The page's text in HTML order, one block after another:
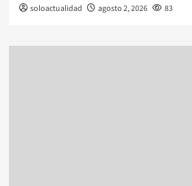
soloactualidad agosto 2, 2026 83